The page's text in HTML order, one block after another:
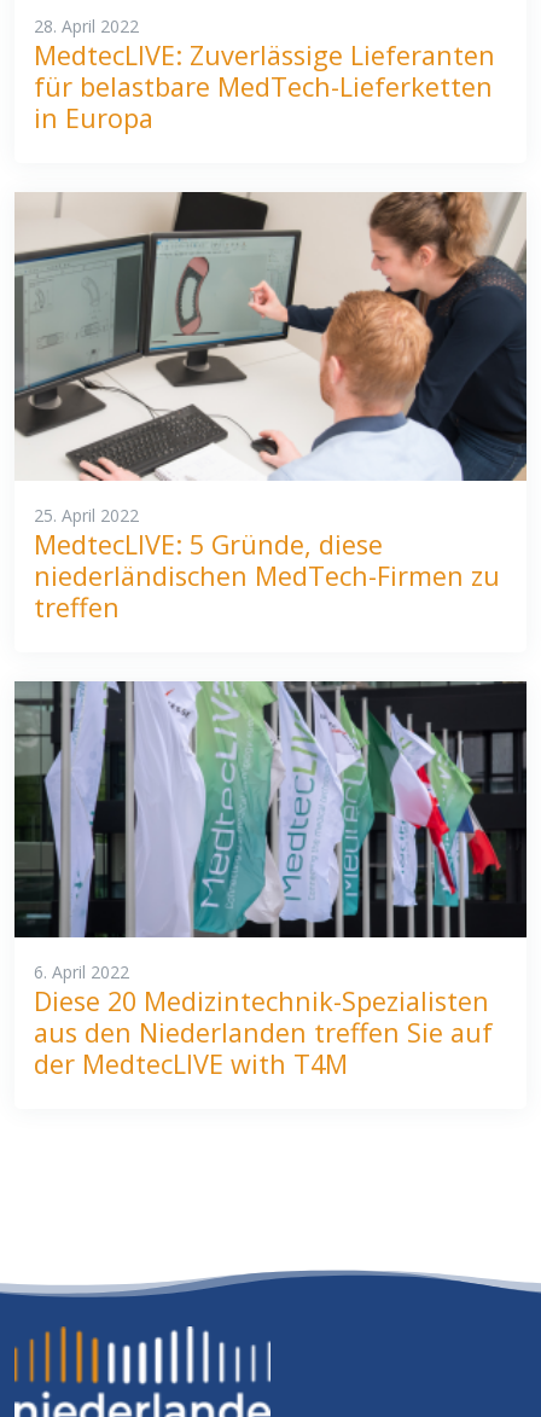
28. April 2022
MedtecLIVE: Zuverlässige Lieferanten
für belastbare MedTech-Lieferketten
in Europa
25. April 2022
MedtecLIVE: 5 Gründe, diese
niederländischen MedTech-Firmen zu
treffen
6. April 2022
Diese 20 Medizintechnik-Spezialisten
aus den Niederlanden treffen Sie auf
der MedtecLIVE with T4M